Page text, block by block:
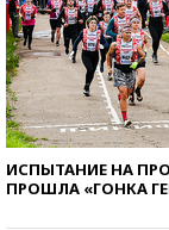
ИСПЫТАНИЕ НА
ПРОШЛА «ГОНКА